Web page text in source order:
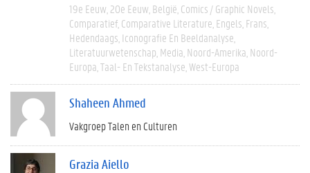
19e Eeuw 20e Eeuw België Comics / Graphic Novels
Comparatief Comparative Literature Engels Frans
Hedendaags Iconografie En Beeldanalyse
Literatuurwetenschap Media Noord-Amerika Noord-
Europa Taal- En Tekstanalyse West-Europa
Shaheen Ahmed
Vakgroep Talen en Culturen
Grazia Aiello